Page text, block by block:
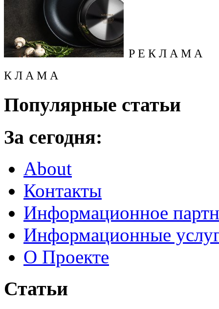
Р Е К Л А М А
К Л А М А
Популярные статьи
За сегодня:
About
Контакты
Информационное
Информационные
О Проекте
Статьи